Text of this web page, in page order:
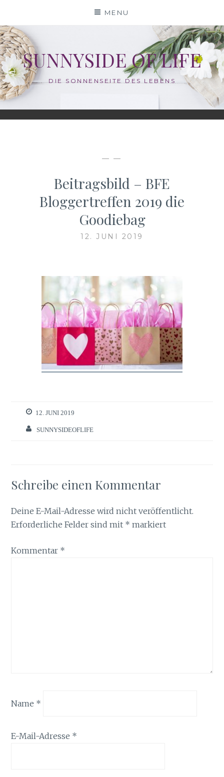
content
MENU
SUNNYSIDE OF LIFE
DIE SONNENSEITE DES LEBENS
— —
Beitragsbild – BFE
Bloggertreffen 2019 die
Goodiebag
12. JUNI 2019
12. JUNI 2019
SUNNYSIDEOFLIFE
Schreibe einen Kommentar
Deine E-Mail-Adresse wird nicht veröffentlicht.
Erforderliche Felder sind mit * markiert
Kommentar *
Name *
E-Mail-Adresse *